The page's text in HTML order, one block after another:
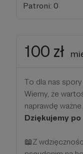
Patroni: 0
100 zł
To dla nas
Wiemy, że
naprawdę ważne.
Dziękujemy
📖Z